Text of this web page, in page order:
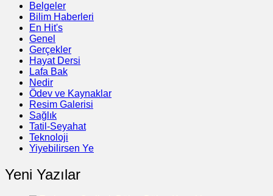
Belgeler
Bilim Haberleri
En Hit's
Genel
Gerçekler
Hayat Dersi
Lafa Bak
Nedir
Ödev ve Kaynaklar
Resim Galerisi
Sağlık
Tatil-Seyahat
Teknoloji
Yiyebilirsen Ye
Yeni Yazılar